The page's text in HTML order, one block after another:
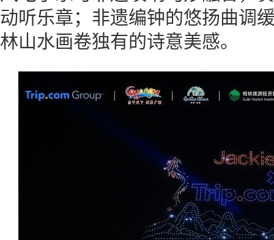
动听乐章；非遗编钟的悠扬曲调
林山水画卷独有的诗意美感。